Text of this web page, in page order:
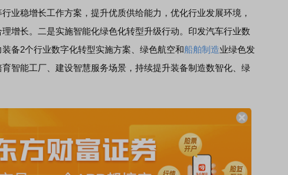
业稳增长工作方案，提升优质供给能力，优化行业发展环境，
增长。二是实施智能化绿色化转型升级行动。印发汽车行业数
备2个行业数字化转型实施方案、绿色航空和船舶制造业绿色发
智能工厂、建设智慧服务场景，持续提升装备制造数智化、绿